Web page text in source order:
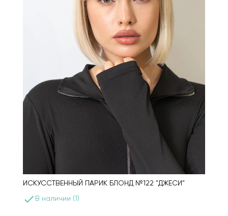
ИСКУССТВЕННЫЙ ПАРИК БЛОНД №122 "ДЖЕСИ"
done В наличии (1)